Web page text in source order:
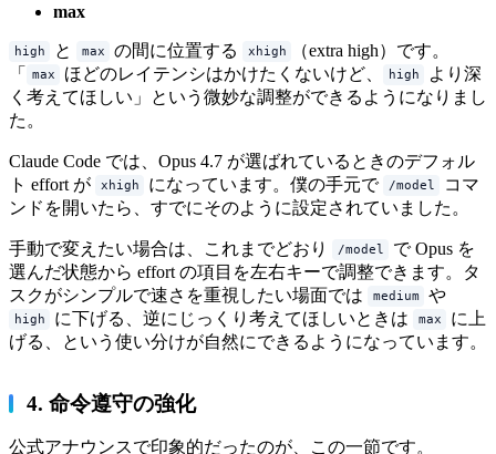
max
high と max の間に位置する xhigh
（extra high）です。
「
max ほどのレイテンシはかけたくないけど、 high
より深
く考えてほしい」という微妙な調整ができるようになりまし
た。
Claude Code では、Opus 4.7 が選ばれているときのデフォル
ト effort が
xhigh になっています。僕の手元で /model
コマ
ンドを開いたら、すでにそのように設定されていました。
手動で変えたい場合は、これまでどおり /model
で Opus を
選んだ状態から effort の項目を左右キーで調整できます。タ
スクがシンプルで速さを重視したい場面では
medium や
high に下げる、逆にじっくり考えてほしいときは max
に上
げる、という使い分けが自然にできるようになっています。
4. 命令遵守の強化
公式アナウンスで印象的だったのが、この一節です。